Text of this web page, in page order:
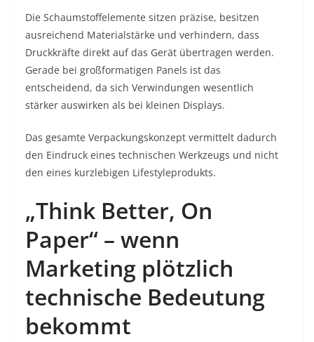
Die Schaumstoffelemente sitzen präzise, besitzen
ausreichend Materialstärke und verhindern, dass
Druckkräfte direkt auf das Gerät übertragen werden.
Gerade bei großformatigen Panels ist das
entscheidend, da sich Verwindungen wesentlich
stärker auswirken als bei kleinen Displays.
Das gesamte Verpackungskonzept vermittelt dadurch
den Eindruck eines technischen Werkzeugs und nicht
den eines kurzlebigen Lifestyleprodukts.
„Think Better, On
Paper“ – wenn
Marketing plötzlich
technische Bedeutung
bekommt